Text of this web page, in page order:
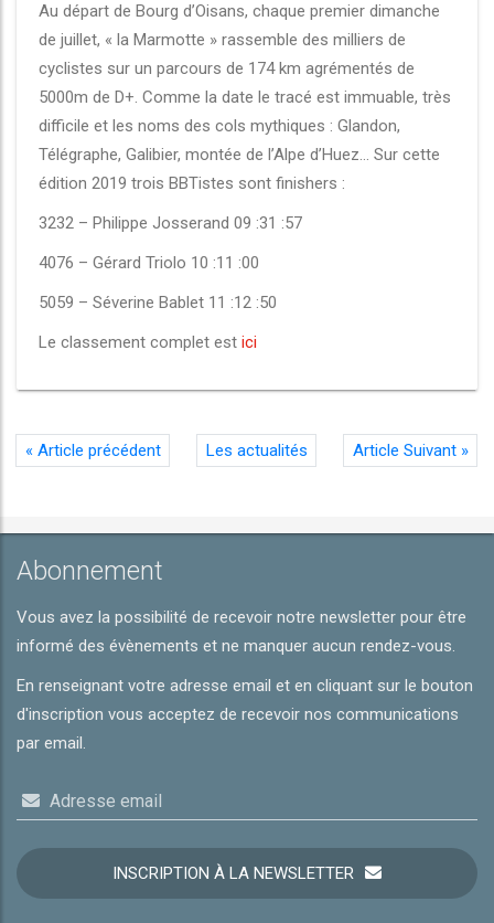
Au départ de Bourg d’Oisans, chaque premier dimanche
de juillet, « la Marmotte » rassemble des milliers de
cyclistes sur un parcours de 174 km agrémentés de
5000m de D+. Comme la date le tracé est immuable, très
difficile et les noms des cols mythiques : Glandon,
Télégraphe, Galibier, montée de l’Alpe d’Huez… Sur cette
édition 2019 trois BBTistes sont finishers :
3232 – Philippe Josserand 09 :31 :57
4076 – Gérard Triolo 10 :11 :00
5059 – Séverine Bablet 11 :12 :50
Le classement complet est ici
«Article précédent Les actualités Article Suivant »
Abonnement
Vous avez la possibilité de recevoir notre newsletter pour être
informé des évènements et ne manquer aucun rendez-vous.
En renseignant votre adresse email et en cliquant sur le bouton
d'inscription vous acceptez de recevoir nos communications
par email.
Adresse email
INSCRIPTION À LA NEWSLETTER